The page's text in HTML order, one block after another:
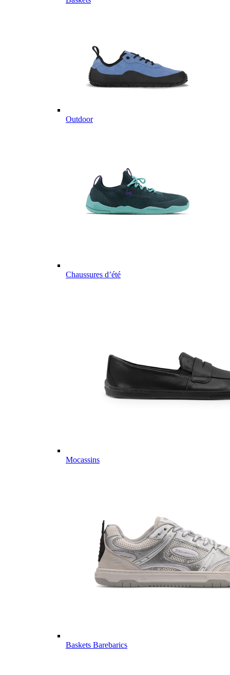
Outdoor
Chaussures d’été
Mocassins
Baskets Barebarics